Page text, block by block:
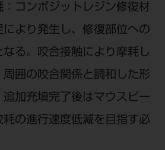
：コンポジットレジン修復材
より発生し、修復部位への
る。咬合接触により摩耗し
周囲の咬合関係と調和した形
加充填完了後はマウスピー
耗の進行速度低減を目指す必